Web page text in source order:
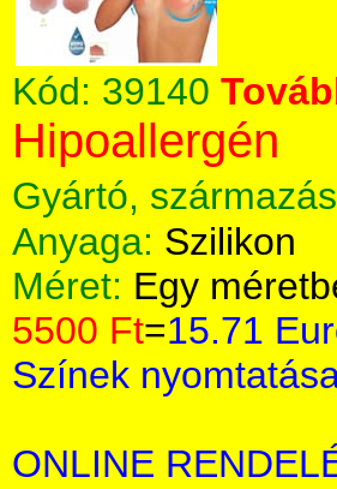
Kód: 39140
Hipoallergén
Gyártó,
Anyaga: Szilikon
Méret: Egy
5500 Ft=15.71
Színek
ONLINE